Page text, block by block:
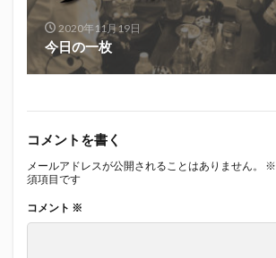
2020年11月19日
今日の一枚
コメントを書く
メールアドレスが公開されることはありません。 ※
須項目です
コメント ※